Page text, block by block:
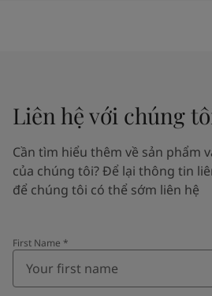
Liên hệ với chúng
Cần tìm hiểu thêm về sản phẩm
của chúng tôi? Để lại thông tin
để chúng tôi có thể sớm liên hệ
First Name *